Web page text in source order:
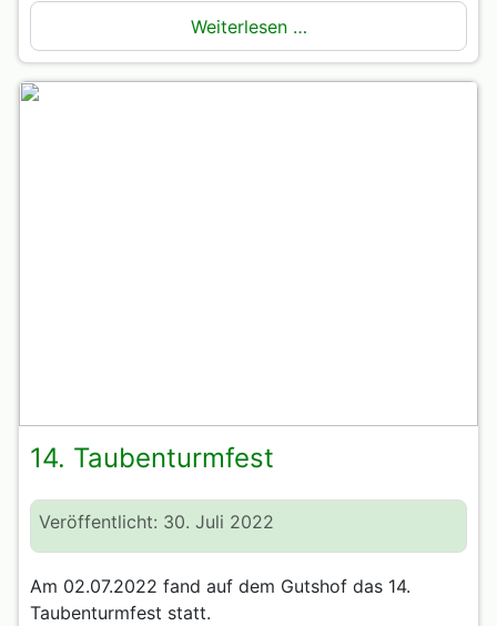
Weiterlesen …
14. Taubenturmfest
Veröffentlicht: 30. Juli 2022
Am 02.07.2022 fand auf dem Gutshof das 14.
Taubenturmfest statt.